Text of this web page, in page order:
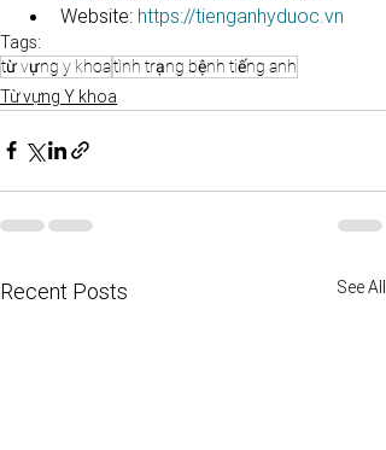
Website: https://tienganhyduoc.vn
Tags:
từ vựng y khoatình trạng bệnh tiếng anh
Từ vựng Y khoa
Recent Posts See All